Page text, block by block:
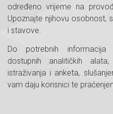
određeno vrijeme na
Upoznajte njihovu osobnost,
i stavove.
Do potrebnih
dostupnih analitičkih
istraživanja i anketa,
vam daju korisnici te